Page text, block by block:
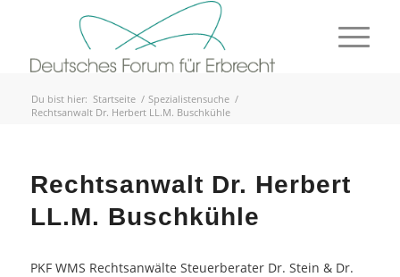
Du bist hier: Startseite / Spezialistensuche /
Rechtsanwalt Dr. Herbert LL.M. Buschkühle
Rechtsanwalt Dr. Herbert
LL.M. Buschkühle
PKF WMS Rechtsanwälte Steuerberater Dr. Stein & Dr.